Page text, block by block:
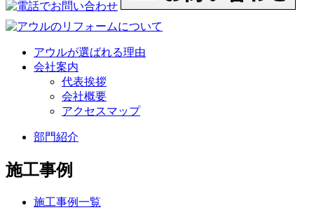
アウルが選ばれる理由
会社案内
代表挨拶
会社概要
アクセスマップ
部門紹介
施工事例
施工事例一覧